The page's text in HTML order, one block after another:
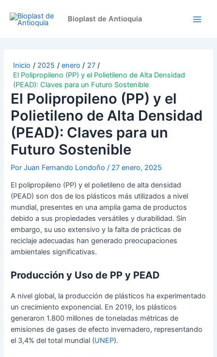
contenido
Bioplast de Antioquia
Inicio 2025 enero
27
El Polipropileno (PP) y el Polietileno de Alta Densidad
(PEAD): Claves para un Futuro Sostenible
El Polipropileno (PP) y el
Polietileno de Alta Densidad
(PEAD): Claves para un
Futuro Sostenible
PorJuan Fernando Londoño/ 27 enero, 2025
El polipropileno (PP) y el polietileno de alta densidad
(PEAD) son dos de los plásticos más utilizados a nivel
mundial, presentes en una amplia gama de productos
debido a sus propiedades versátiles y durabilidad. Sin
embargo, su uso extensivo y la falta de prácticas de
reciclaje adecuadas han generado preocupaciones
ambientales significativas.
Producción y Uso de PP y PEAD
A nivel global, la producción de plásticos ha experimentado
un crecimiento exponencial. En 2019, los plásticos
generaron 1.800 millones de toneladas métricas de
emisiones de gases de efecto invernadero, representando
el 3,4% del total mundial (UNEP).
de
entradas